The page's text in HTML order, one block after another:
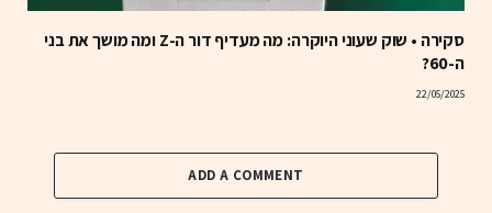
סקירה • שוק שעוני היוקרה: מה מעדיף דור ה-Z ומה מושך את בני
ה-60?
22/05/2025
ADD A COMMENT